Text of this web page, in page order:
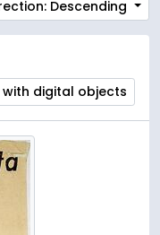
Descending
with digital objects